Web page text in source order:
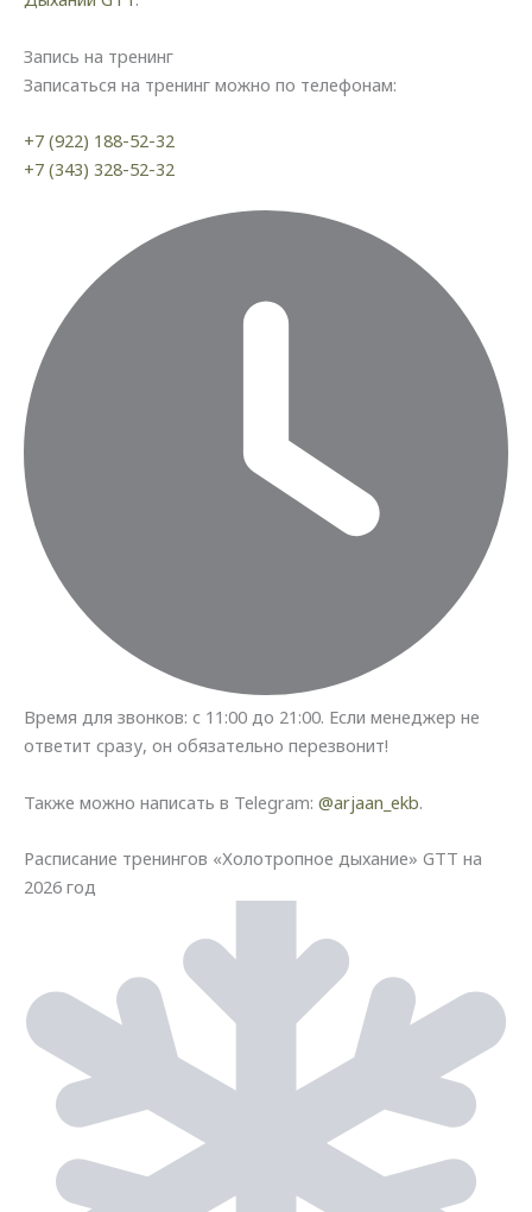
Запись на тренинг
Записаться на тренинг можно по телефонам:
+7 (922) 188-52-32
+7 (343) 328-52-32
Время для звонков: с 11:00 до 21:00. Если менеджер не
ответит сразу, он обязательно перезвонит!
Также можно написать в Telegram: @arjaan_ekb.
Расписание тренингов «Холотропное дыхание» GTT на
2026 год